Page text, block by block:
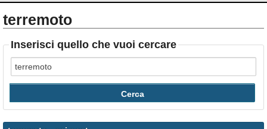
Politica
Eventi
Calendario
terremoto
Inserisci quello che vuoi cercare